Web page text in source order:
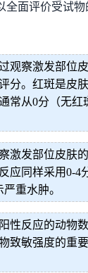
全面评价受试
观察激发部位
分。红斑是皮
常从0分（无红
激发部位皮肤
应同样采用0-4
重水肿。
性反应的动物
致敏强度的重